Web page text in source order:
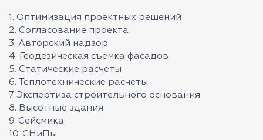
1. Оптимизация проектных решений
2. Согласование проекта
3. Авторский надзор
4. Геодезическая съемка фасадов
5. Статические расчеты
6. Теплотехнические расчеты
7. Экспертиза строительного основания
8. Высотные здания
9. Сейсмика
10. СНиПы